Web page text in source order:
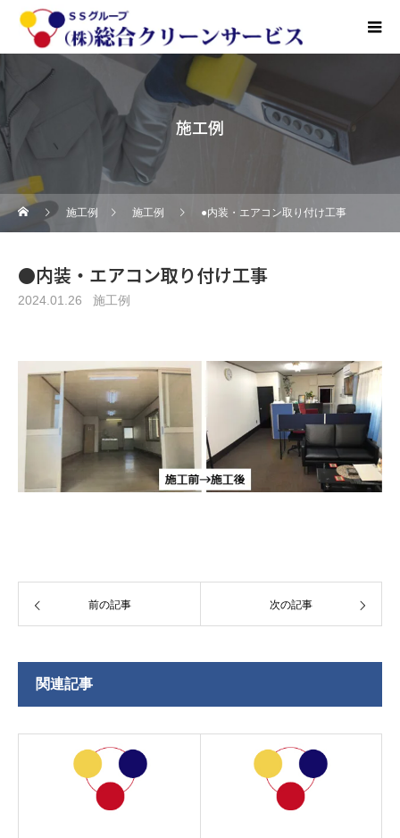
施工例
施工例 施工例 ●内装・エアコン取り付け工事
●内装・エアコン取り付け工事
2024.01.26 施工例
前の記事 次の記事
関連記事